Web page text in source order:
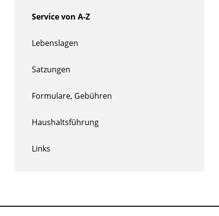
Service von A-Z
Lebenslagen
Satzungen
Formulare, Gebühren
Haushaltsführung
Links